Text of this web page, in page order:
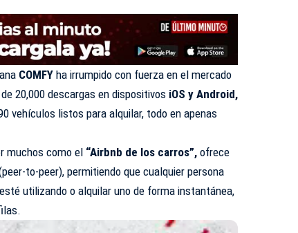
COMFY ha irrumpido con fuerza en el mercado
20,000 descargas en dispositivos iOS y Android,
vehículos listos para alquilar, todo en apenas
muchos como el “Airbnb de los carros”, ofrece
to-peer), permitiendo que cualquier persona
utilizando o alquilar uno de forma instantánea,